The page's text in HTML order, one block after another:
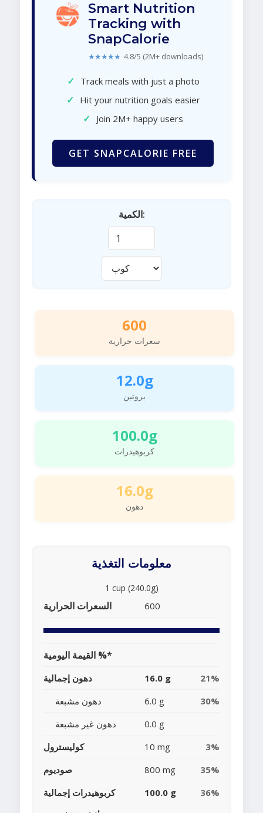
Smart Nutrition
Tracking with
SnapCalorie
★★★★★ 4.8/5 (2M+ downloads)
✓ Track meals with just a photo
✓ Hit your nutrition goals easier
✓ Join 2M+ happy users
GET SNAPCALORIE FREE
الكمية:
600
سعرات حرارية
12.0g
بروتين
100.0g
كربوهيدرات
16.0g
دهون
معلومات التغذية
1 cup (240.0g)
السعرات الحرارية 600
القيمة اليومية %*
دهون إجمالية 16.0 g
21%
دهون مشبعة
6.0 g
30%
دهون غير مشبعة
0.0 g
كوليسترول
10 mg
3%
صوديوم
800 mg
35%
كربوهيدرات إجمالية
100.0 g
36%